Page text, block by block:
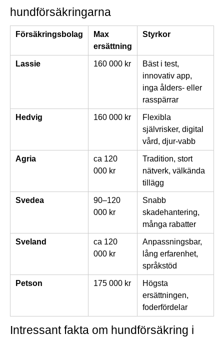
hundförsäkringarna
Försäkringsbolag
Max
ersättning
Styrkor
Lassie 160 000 kr
Bäst i test,
innovativ app,
inga ålders- eller
rasspärrar
Hedvig 160 000 kr
Flexibla
självrisker, digital
vård, djur-vabb
Agria
ca 120
000 kr
Tradition, stort
nätverk, välkända
tillägg
Svedea
90–120
000 kr
Snabb
skadehantering,
många rabatter
Sveland
ca 120
000 kr
Anpassningsbar,
lång erfarenhet,
språkstöd
Petson 175 000 kr
Högsta
ersättningen,
foderfördelar
Intressant fakta om hundförsäkring i